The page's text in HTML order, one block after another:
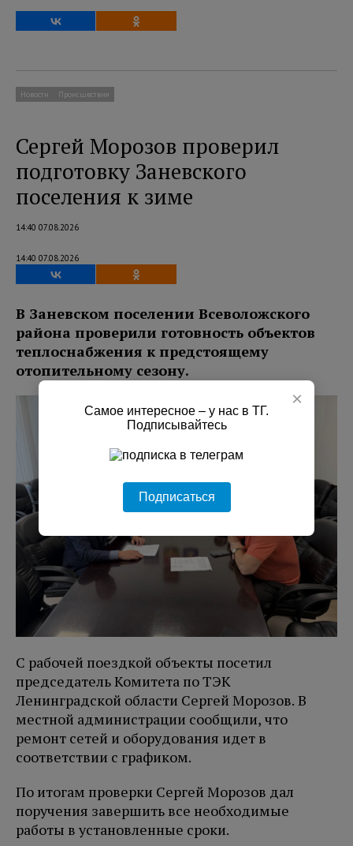
Новости Происшествия
Сергей Морозов проверил
подготовку Заневского
поселения к зиме
14:40 07.08.2026
14:40 07.08.2026
В Заневском поселении Всеволожского
района проверили готовность объектов
теплоснабжения к предстоящему
отопительному сезону.
С рабочей поездкой объекты посетил
председатель Комитета по ТЭК
Ленинградской области Сергей Морозов. В
местной администрации сообщили, что
ремонт сетей и оборудования идет в
соответствии с графиком.
По итогам проверки Сергей Морозов дал
поручения завершить все необходимые
работы в установленные сроки.
×
Самое интересное – у нас в ТГ.
Подписывайтесь
Подписаться